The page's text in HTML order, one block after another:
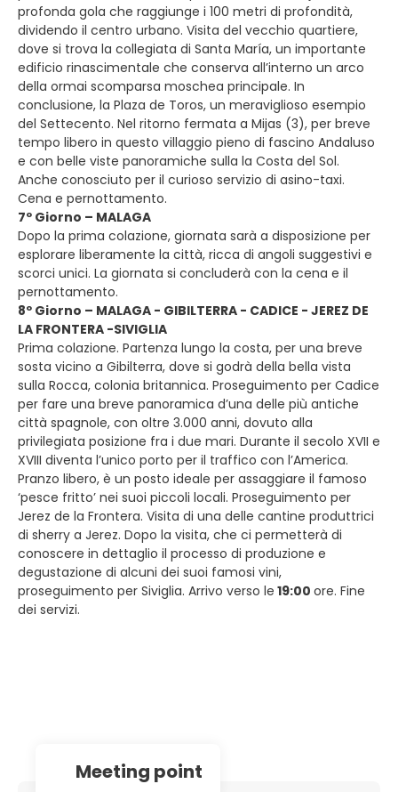
profonda gola che raggiunge i 100 metri di profondità,
dividendo il centro urbano. Visita del vecchio quartiere,
dove si trova la collegiata di Santa María, un importante
edificio rinascimentale che conserva all’interno un arco
della ormai scomparsa moschea principale. In
conclusione, la Plaza de Toros, un meraviglioso esempio
del Settecento. Nel ritorno fermata a Mijas (3), per breve
tempo libero in questo villaggio pieno di fascino Andaluso
e con belle viste panoramiche sulla la Costa del Sol.
Anche conosciuto per il curioso servizio di asino-taxi.
Cena e pernottamento.
7º Giorno – MALAGA
Dopo la prima colazione, giornata sarà a disposizione per
esplorare liberamente la città, ricca di angoli suggestivi e
scorci unici. La giornata si concluderà con la cena e il
pernottamento.
8º Giorno – MALAGA - GIBILTERRA - CADICE - JEREZ DE
LA FRONTERA -SIVIGLIA
Prima colazione. Partenza lungo la costa, per una breve
sosta vicino a Gibilterra, dove si godrà della bella vista
sulla Rocca, colonia britannica. Proseguimento per Cadice
per fare una breve panoramica d’una delle più antiche
città spagnole, con oltre 3.000 anni, dovuto alla
privilegiata posizione fra i due mari. Durante il secolo XVII e
XVIII diventa l’unico porto per il traffico con l’America.
Pranzo libero, è un posto ideale per assaggiare il famoso
‘pesce fritto’ nei suoi piccoli locali. Proseguimento per
Jerez de la Frontera. Visita di una delle cantine produttrici
di sherry a Jerez. Dopo la visita, che ci permetterà di
conoscere in dettaglio il processo di produzione e
degustazione di alcuni dei suoi famosi vini,
proseguimento per Siviglia. Arrivo verso le 19:00 ore. Fine
dei servizi.
Meeting point